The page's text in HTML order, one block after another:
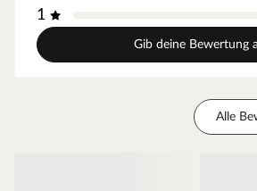
1
Gib deine Bewertung
Alle